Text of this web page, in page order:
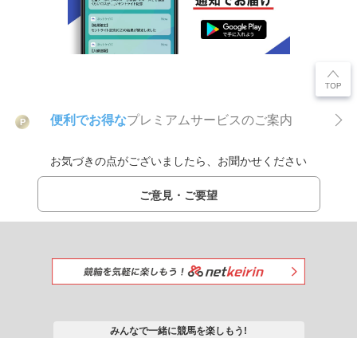
P 便利でお得なプレミアムサービスのご案内
お気づきの点がございましたら、お聞かせください
ご意見・ご要望
みんなで一緒に競馬を楽しもう!